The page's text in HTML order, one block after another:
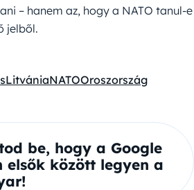
– hanem az, hogy a NATO tanul-e
jelből.
LitvániaNATOOroszország
be, hogy a Google
elsők között legyen a